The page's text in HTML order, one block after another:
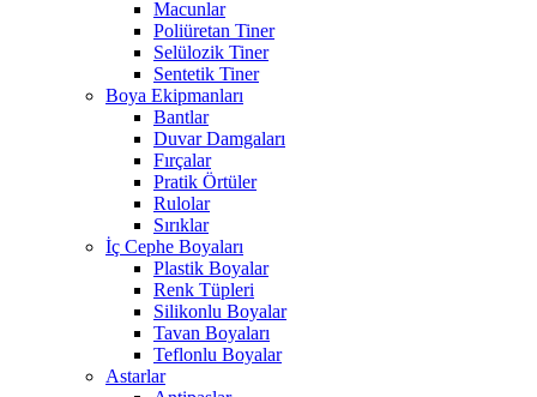
Macunlar
Poliüretan Tiner
Selülozik Tiner
Sentetik Tiner
Boya Ekipmanları
Bantlar
Duvar Damgaları
Fırçalar
Pratik Örtüler
Rulolar
Sırıklar
İç Cephe Boyaları
Plastik Boyalar
Renk Tüpleri
Silikonlu Boyalar
Tavan Boyaları
Teflonlu Boyalar
Astarlar